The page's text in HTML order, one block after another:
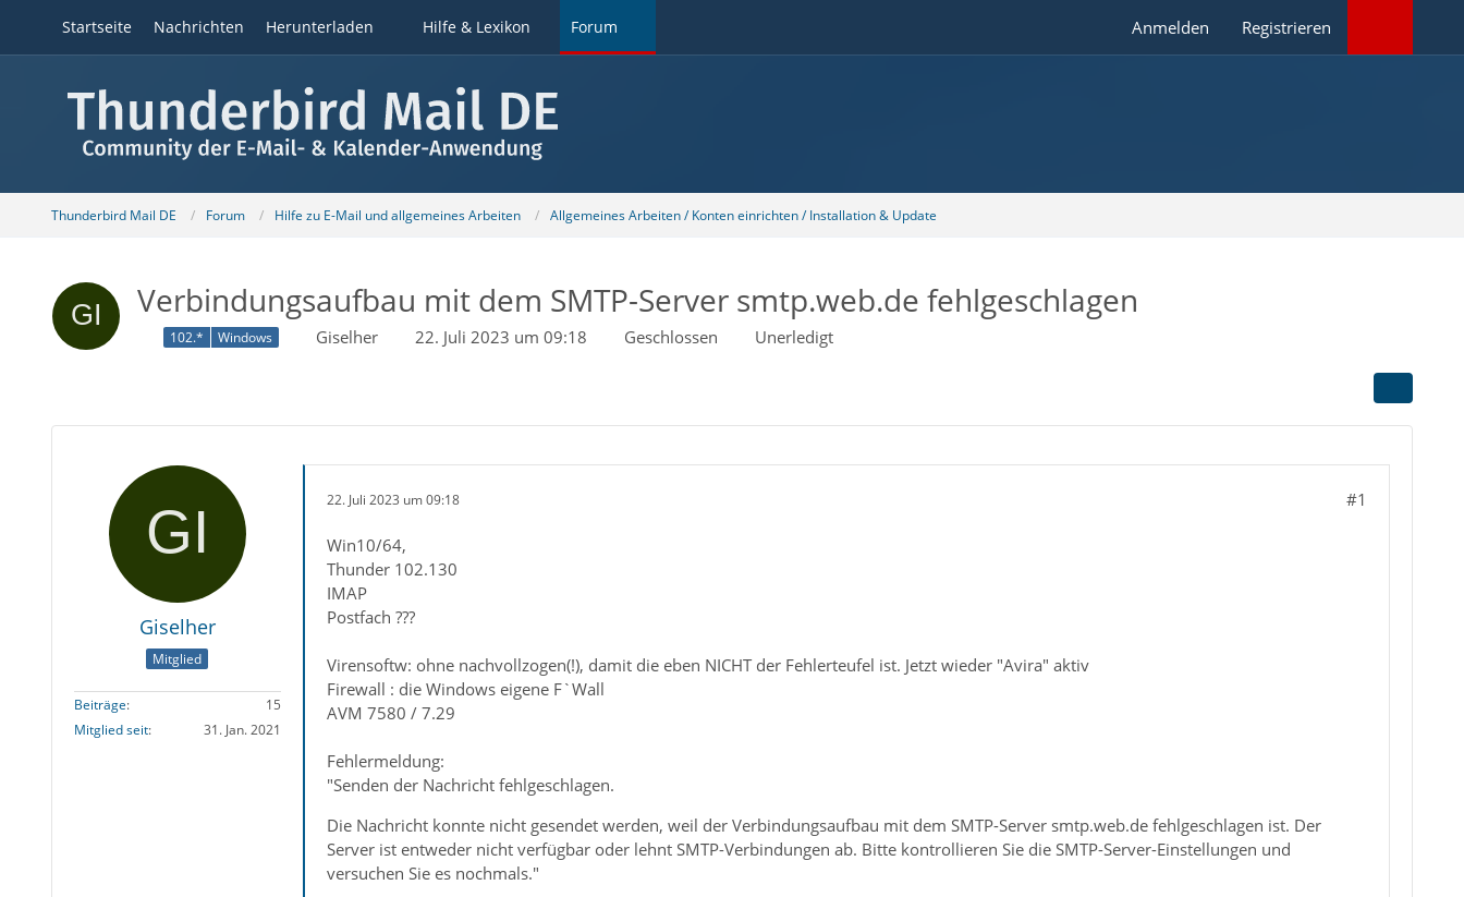
Startseite Nachrichten Herunterladen Hilfe & Lexikon Forum Anmelden Registrieren
Thunderbird Mail DE Forum Hilfe zu E-Mail und allgemeines Arbeiten Allgemeines Arbeiten / Konten einrichten / Installation & Update
Verbindungsaufbau mit dem SMTP-Server smtp.web.de fehlgeschlagen
102.* Windows Giselher 22. Juli 2023 um 09:18 Geschlossen Unerledigt
Giselher
Mitglied
Beiträge
15
Mitglied seit
31. Jan. 2021
22. Juli 2023 um 09:18 #1
Win10/64,
Thunder 102.130
IMAP
Postfach ???
Virensoftw: ohne nachvollzogen(!), damit die eben NICHT der Fehlerteufel ist. Jetzt wieder "Avira" aktiv
Firewall : die Windows eigene F`Wall
AVM 7580 / 7.29
Fehlermeldung:
"Senden der Nachricht fehlgeschlagen.
Die Nachricht konnte nicht gesendet werden, weil der Verbindungsaufbau mit dem SMTP-Server smtp.web.de fehlgeschlagen ist. Der
Server ist entweder nicht verfügbar oder lehnt SMTP-Verbindungen ab. Bitte kontrollieren Sie die SMTP-Server-Einstellungen und
versuchen Sie es nochmals."